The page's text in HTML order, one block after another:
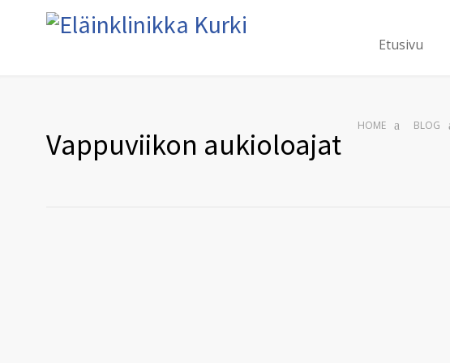
Etusivu
Vappuviikon aukioloajat
HOME BLOG